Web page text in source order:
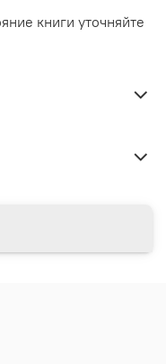
книги уточняйте